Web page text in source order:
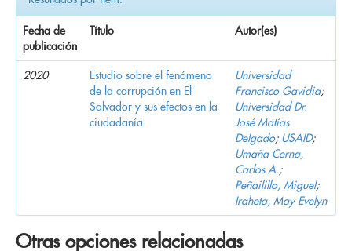
Fecha de
publicación
Título Autor(es)
2020
Estudio sobre el fenómeno
de la corrupción en El
Salvador y sus efectos en la
ciudadanía
Universidad
Francisco Gavidia;
Universidad Dr.
José Matías
Delgado; USAID;
Umaña Cerna,
Carlos A.;
Peñailillo, Miguel;
Iraheta, May Evelyn
Otras opciones relacionadas